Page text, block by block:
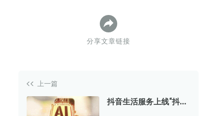
分享文章链接
上一篇
抖音生活服务上线“抖省